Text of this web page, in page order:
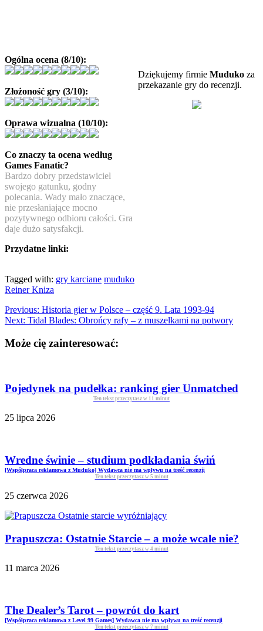
Dziękujemy firmie Muduko za
przekazanie gry do recenzji.
Ogólna ocena (8/10):
Złożoność gry (3/10):
Oprawa wizualna (10/10):
Co znaczy ta ocena według
Games Fanatic?
Bardzo dobry przedstawiciel
swojego gatunku, godny
polecania. Wady mało znaczące,
nie przesłaniające mocno
pozytywnego odbioru całości. Gra
daje dużo satysfakcji.
Przydatne linki:
Tagged with: gry karciane muduko
Reiner Kniza
Previous: Historia gier w Polsce – część 9. Lata 1993-94
Next: Tidal Blades: Obrońcy rafy – z muszelkami na potwory
Może cię zainteresować:
Pojedynek na pudełka: ranking gier Unmatched
Ten tekst przeczytasz w 11 minut
25 lipca 2026
Wredne świnie – studium podkładania świń
[Współpraca reklamowa z Muduko] Wydawca nie ma wpływu na treść recenzji
Ten tekst przeczytasz w 5 minut
25 czerwca 2026
Prapuszcza: Ostatnie Starcie – a może wcale nie?
Ten tekst przeczytasz w 4 minut
11 marca 2026
The Dealer’s Tarot – powrót do kart
[Współpraca reklamowa z Level 99 Games] Wydawca nie ma wpływu na treść recenzji
Ten tekst przeczytasz w 7 minut